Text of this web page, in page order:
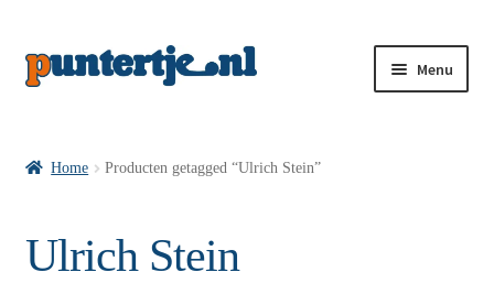
Menu
Home Producten getagged “Ulrich Stein”
Ulrich Stein